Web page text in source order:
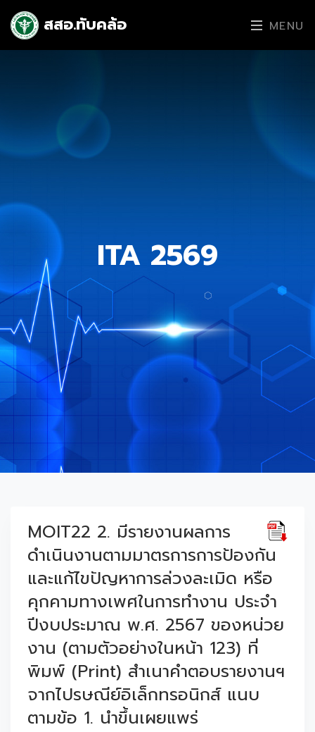
สสอ.ทับคล้อ MENU
ITA 2569
MOIT22 2. มีรายงานผลการ
ดำเนินงานตามมาตรการการป้องกัน
และแก้ไขปัญหาการล่วงละเมิด หรือ
คุกคามทางเพศในการทำงาน ประจำ
ปีงบประมาณ พ.ศ. 2567 ของหน่วย
งาน (ตามตัวอย่างในหน้า 123) ที่
พิมพ์ (Print) สำเนาคำตอบรายงานฯ
จากไปรษณีย์อิเล็กทรอนิกส์ แนบ
ตามข้อ 1. นำขึ้นเผยแพร่